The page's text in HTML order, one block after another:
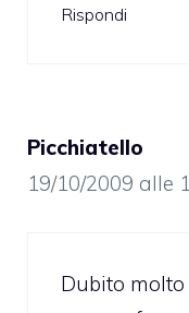
Rispondi
Picchiatello
19/10/2009 alle
Dubito